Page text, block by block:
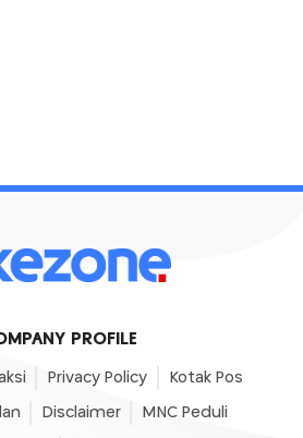
PROFILE
Privacy Policy Kotak Pos
Disclaimer MNC Peduli